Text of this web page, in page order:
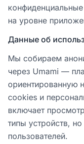
на уровне
Данные об
Мы собираем
через Umami —
ориентированную
cookies и
включает
типы устройств,
пользователей.